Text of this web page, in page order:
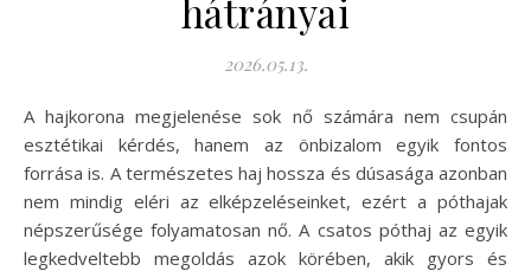
hátrányai
2026.05.13.
A hajkorona megjelenése sok nő számára nem csupán
esztétikai kérdés, hanem az önbizalom egyik fontos
forrása is. A természetes haj hossza és dúsasága azonban
nem mindig eléri az elképzeléseinket, ezért a póthajak
népszerűsége folyamatosan nő. A csatos póthaj az egyik
legkedveltebb megoldás azok körében, akik gyors és